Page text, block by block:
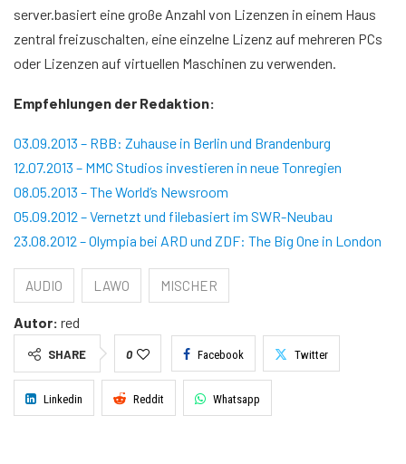
server.basiert eine große Anzahl von Lizenzen in einem Haus
zentral freizuschalten, eine einzelne Lizenz auf mehreren PCs
oder Lizenzen auf virtuellen Maschinen zu verwenden.
Empfehlungen der Redaktion:
03.09.2013 – RBB: Zuhause in Berlin und Brandenburg
12.07.2013 – MMC Studios investieren in neue Tonregien
08.05.2013 – The World’s Newsroom
05.09.2012 – Vernetzt und filebasiert im SWR-Neubau
23.08.2012 – Olympia bei ARD und ZDF: The Big One in London
AUDIO LAWO MISCHER
Autor: red
SHARE 0 Facebook Twitter
Linkedin Reddit Whatsapp